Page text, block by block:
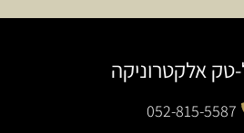
טק אלקטרוניקה
052-815-5587